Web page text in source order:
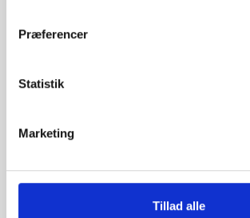
Præferencer
Statistik
Marketing
Tillad alle
Materiale –
Farve –
glas/skærm: